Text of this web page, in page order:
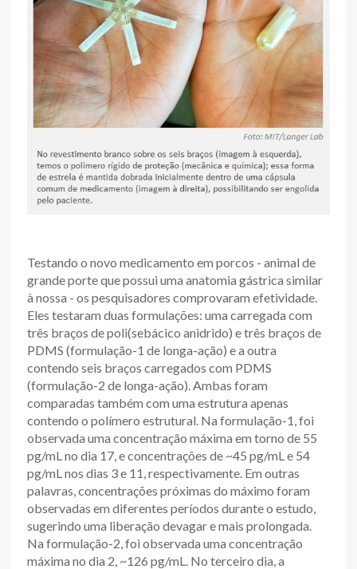
Testando o novo medicamento em porcos - animal de
grande porte que possui uma anatomia gástrica similar
à nossa - os pesquisadores comprovaram efetividade.
Eles testaram duas formulações: uma carregada com
três braços de poli(sebácico anidrido) e três braços de
PDMS (formulação-1 de longa-ação) e a outra
contendo seis braços carregados com PDMS
(formulação-2 de longa-ação). Ambas foram
comparadas também com uma estrutura apenas
contendo o polímero estrutural. Na formulação-1, foi
observada uma concentração máxima em torno de 55
pg/mL no dia 17, e concentrações de ~45 pg/mL e 54
pg/mL nos dias 3 e 11, respectivamente. Em outras
palavras, concentrações próximas do máximo foram
observadas em diferentes períodos durante o estudo,
sugerindo uma liberação devagar e mais prolongada.
Na formulação-2, foi observada uma concentração
máxima no dia 2, ~126 pg/mL. No terceiro dia, a